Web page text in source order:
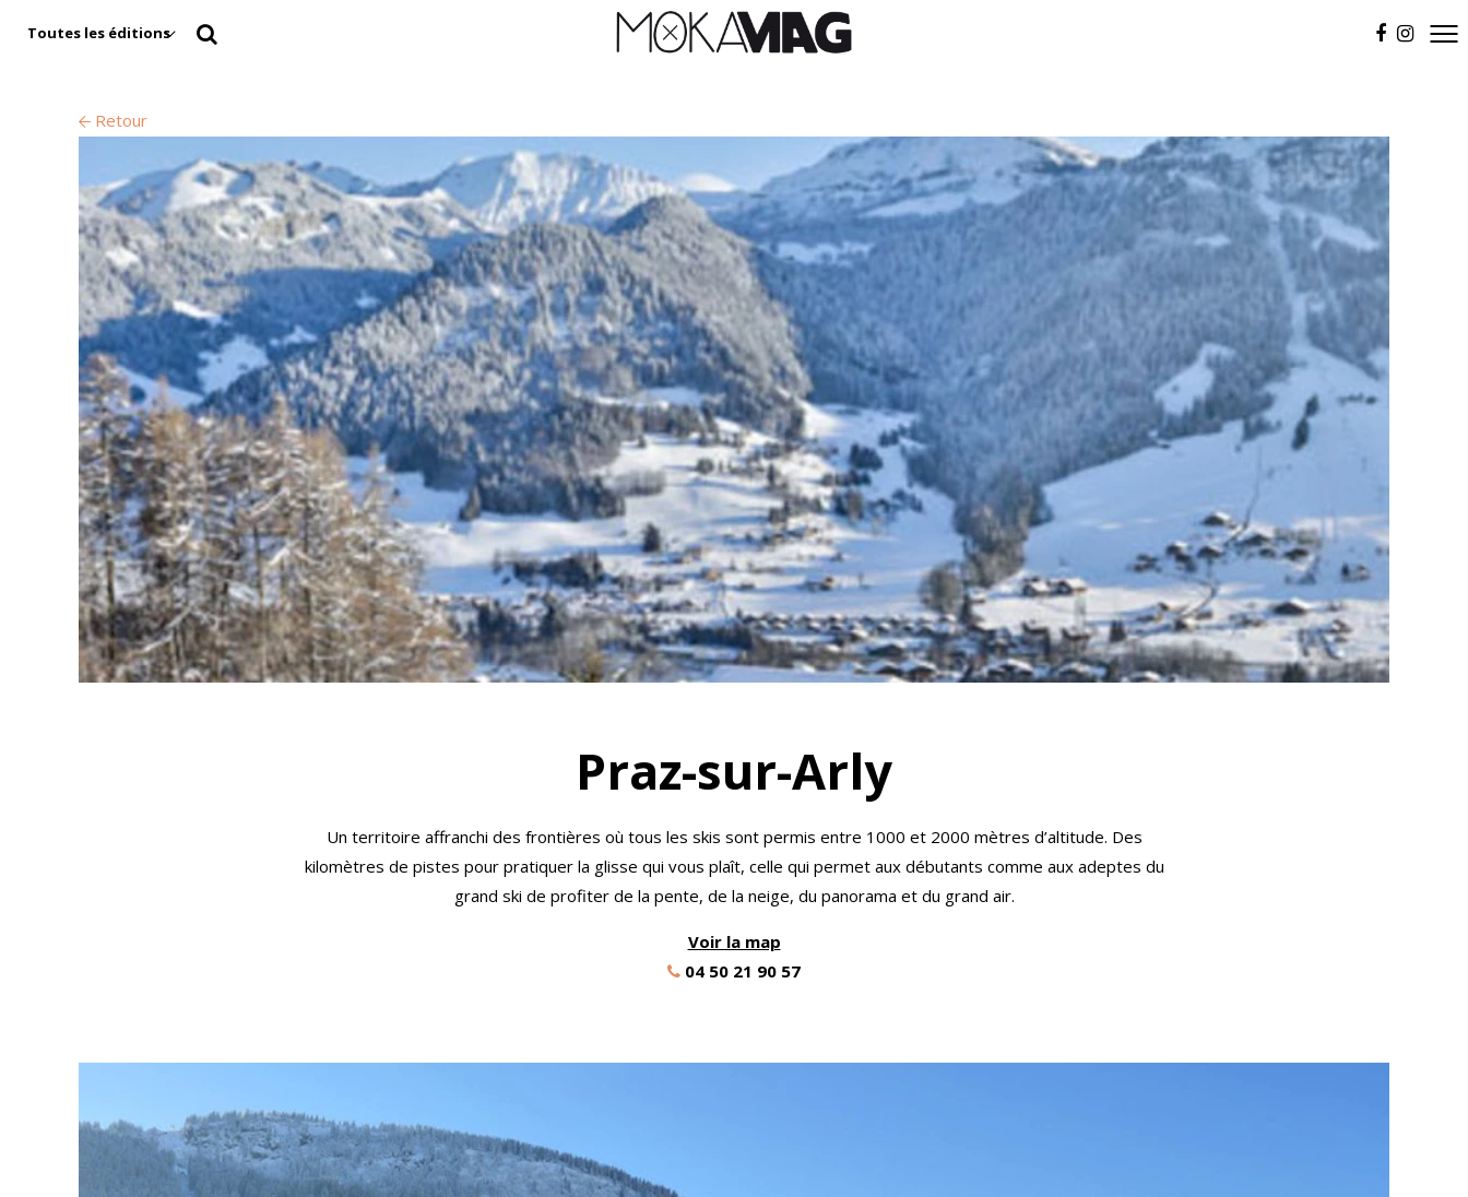
Toutes les éditions
Retour
Praz-sur-Arly
Un territoire affranchi des frontières où tous les skis sont permis entre 1000 et 2000 mètres d’altitude. Des
kilomètres de pistes pour pratiquer la glisse qui vous plaît, celle qui permet aux débutants comme aux adeptes du
grand ski de profiter de la pente, de la neige, du panorama et du grand air.
Voir la map
04 50 21 90 57